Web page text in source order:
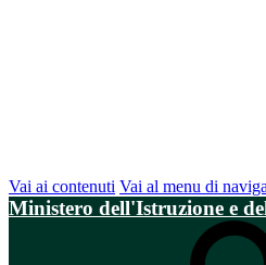
Vai ai contenuti Vai al menu di
Ministero dell'Istruzione e